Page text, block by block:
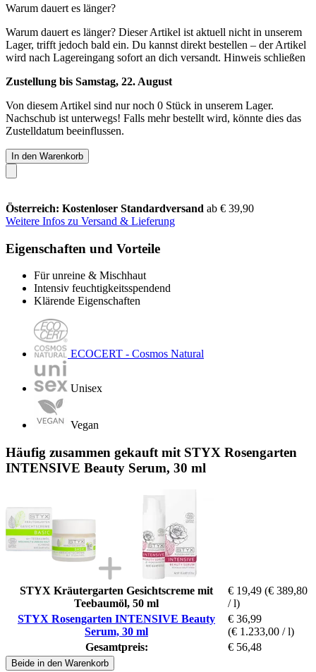
Warum dauert es länger?
Warum dauert es länger? Dieser Artikel ist aktuell nicht in unserem
Lager, trifft jedoch bald ein. Du kannst direkt bestellen – der Artikel
wird nach Lagereingang sofort an dich versandt. Hinweis schließen
Zustellung bis Samstag, 22. August
Von diesem Artikel sind nur noch 0 Stück in unserem Lager.
Nachschub ist unterwegs! Falls mehr bestellt wird, könnte dies das
Zustelldatum beeinflussen.
In den Warenkorb
Österreich: Kostenloser Standardversand ab € 39,90
Weitere Infos zu Versand & Lieferung
Eigenschaften und Vorteile
Für unreine & Mischhaut
Intensiv feuchtigkeitsspendend
Klärende Eigenschaften
ECOCERT - Cosmos Natural
Unisex
Vegan
Häufig zusammen gekauft mit STYX Rosengarten
INTENSIVE Beauty Serum, 30 ml
STYX Kräutergarten Gesichtscreme mit
Teebaumöl, 50 ml
€ 19,49 (€ 389,80
/ l)
STYX Rosengarten INTENSIVE Beauty
Serum, 30 ml
€ 36,99
(€ 1.233,00 / l)
Gesamtpreis:
€ 56,48
Beide in den Warenkorb